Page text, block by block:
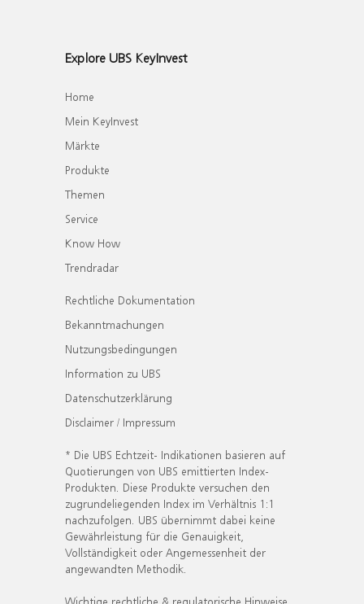
Explore UBS KeyInvest
Home
Mein KeyInvest
Märkte
Produkte
Themen
Service
Know How
Trendradar
Rechtliche Dokumentation
Bekanntmachungen
Nutzungsbedingungen
Information zu UBS
Datenschutzerklärung
Disclaimer / Impressum
* Die UBS Echtzeit- Indikationen basieren auf
Quotierungen von UBS emittierten Index-
Produkten. Diese Produkte versuchen den
zugrundeliegenden Index im Verhältnis 1:1
nachzufolgen. UBS übernimmt dabei keine
Gewährleistung für die Genauigkeit,
Vollständigkeit oder Angemessenheit der
angewandten Methodik.